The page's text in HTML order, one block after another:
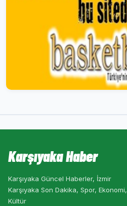
Karşıyaka Haber
Karşıyaka Güncel Haberler, İzmir
Karşıyaka Son Dakika, Spor, Ekonomi,
Kültür